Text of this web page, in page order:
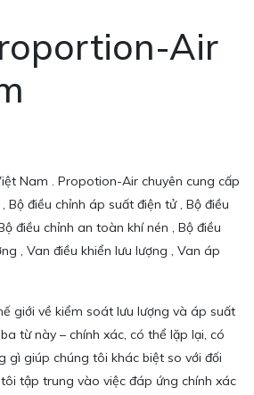
Air
Nam . Propotion-Air chuyên cung cấp
Bộ điều chỉnh áp suất điện tử , Bộ điều
điều chỉnh an toàn khí nén , Bộ điều
, Van điều khiển lưu lượng , Van áp
giới về kiểm soát lưu lượng và áp suất
từ này – chính xác, có thể lặp lại, có
gì giúp chúng tôi khác biệt so với đối
tập trung vào việc đáp ứng chính xác